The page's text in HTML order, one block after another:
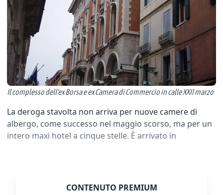
Il complesso dell'ex Borsa e ex Camera di Commercio in calle XXII marzo
La deroga stavolta non arriva per nuove camere di
albergo, come successo nel maggio scorso, ma per un
intero maxi hotel a cinque stelle. È arrivato in
CONTENUTO PREMIUM